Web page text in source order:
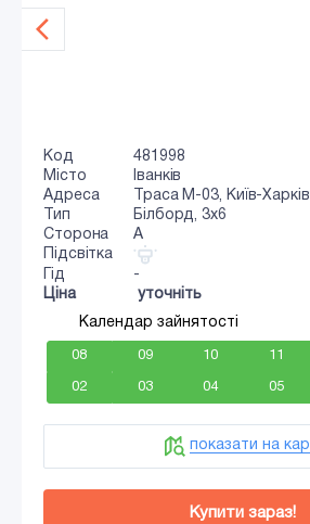
Код
481998
Місто
Іванків
Адреса
Траса M-03, Київ-
Тип
Білборд, 3x6
Сторона
A
Підсвітка
Гід
-
Ціна
уточніть
Календар зайнятості
08 09 10 11
02 03 04 05
показати на
Купити зараз!